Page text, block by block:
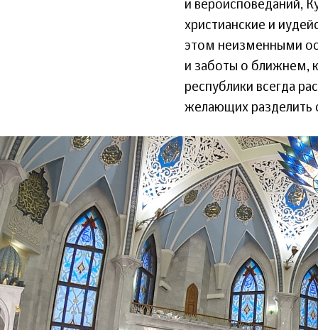
и вероисповеданий,
христианские и
этом неизменными
и заботы о ближнем,
республики всегда
желающих разделить
24_sentyabrya_2015-
www.tatarstan.ru_2.jpg